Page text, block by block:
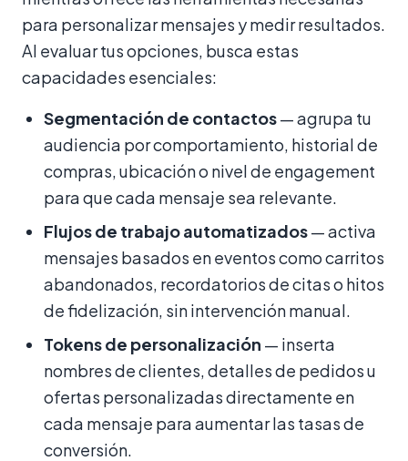
para personalizar mensajes y medir resultados.
Al evaluar tus opciones, busca estas
capacidades esenciales:
Segmentación de contactos— agrupa tu
audiencia por comportamiento, historial de
compras, ubicación o nivel de engagement
para que cada mensaje sea relevante.
Flujos de trabajo automatizados— activa
mensajes basados en eventos como carritos
abandonados, recordatorios de citas o hitos
de fidelización, sin intervención manual.
Tokens de personalización — inserta
nombres de clientes, detalles de pedidos u
ofertas personalizadas directamente en
cada mensaje para aumentar las tasas de
conversión.